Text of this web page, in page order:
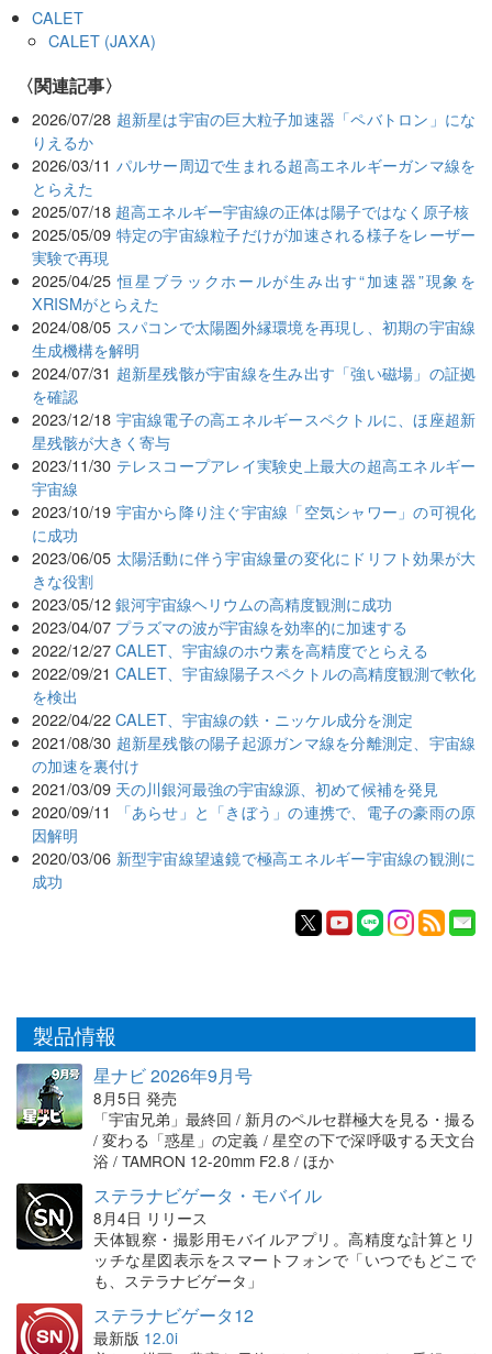
CALET
CALET (JAXA)
関連記事
2026/07/28 超新星は宇宙の巨大粒子加速器「ペバトロン」にな
りえるか
2026/03/11 パルサー周辺で生まれる超高エネルギーガンマ線を
とらえた
2025/07/18 超高エネルギー宇宙線の正体は陽子ではなく原子核
2025/05/09 特定の宇宙線粒子だけが加速される様子をレーザー
実験で再現
2025/04/25 恒星ブラックホールが生み出す“加速器”現象を
XRISMがとらえた
2024/08/05 スパコンで太陽圏外縁環境を再現し、初期の宇宙線
生成機構を解明
2024/07/31 超新星残骸が宇宙線を生み出す「強い磁場」の証拠
を確認
2023/12/18 宇宙線電子の高エネルギースペクトルに、ほ座超新
星残骸が大きく寄与
2023/11/30 テレスコープアレイ実験史上最大の超高エネルギー
宇宙線
2023/10/19 宇宙から降り注ぐ宇宙線「空気シャワー」の可視化
に成功
2023/06/05 太陽活動に伴う宇宙線量の変化にドリフト効果が大
きな役割
2023/05/12 銀河宇宙線ヘリウムの高精度観測に成功
2023/04/07 プラズマの波が宇宙線を効率的に加速する
2022/12/27 CALET、宇宙線のホウ素を高精度でとらえる
2022/09/21 CALET、宇宙線陽子スペクトルの高精度観測で軟化
を検出
2022/04/22 CALET、宇宙線の鉄・ニッケル成分を測定
2021/08/30 超新星残骸の陽子起源ガンマ線を分離測定、宇宙線
の加速を裏付け
2021/03/09 天の川銀河最強の宇宙線源、初めて候補を発見
2020/09/11
「あらせ」と「きぼう」の連携で、電子の豪雨の原
因解明
2020/03/06 新型宇宙線望遠鏡で極高エネルギー宇宙線の観測に
成功
製品情報
星ナビ 2026年9月号
8月5日 発売
「宇宙兄弟」最終回 / 新月のペルセ群極大を見る・撮る
/ 変わる「惑星」の定義 / 星空の下で深呼吸する天文台
浴 / TAMRON 12-20mm F2.8 / ほか
ステラナビゲータ・モバイル
8月4日 リリース
天体観察・撮影用モバイルアプリ。高精度な計算とリ
ッチな星図表示をスマートフォンで「いつでもどこで
も、ステラナビゲータ」
ステラナビゲータ12
最新版 12.0i